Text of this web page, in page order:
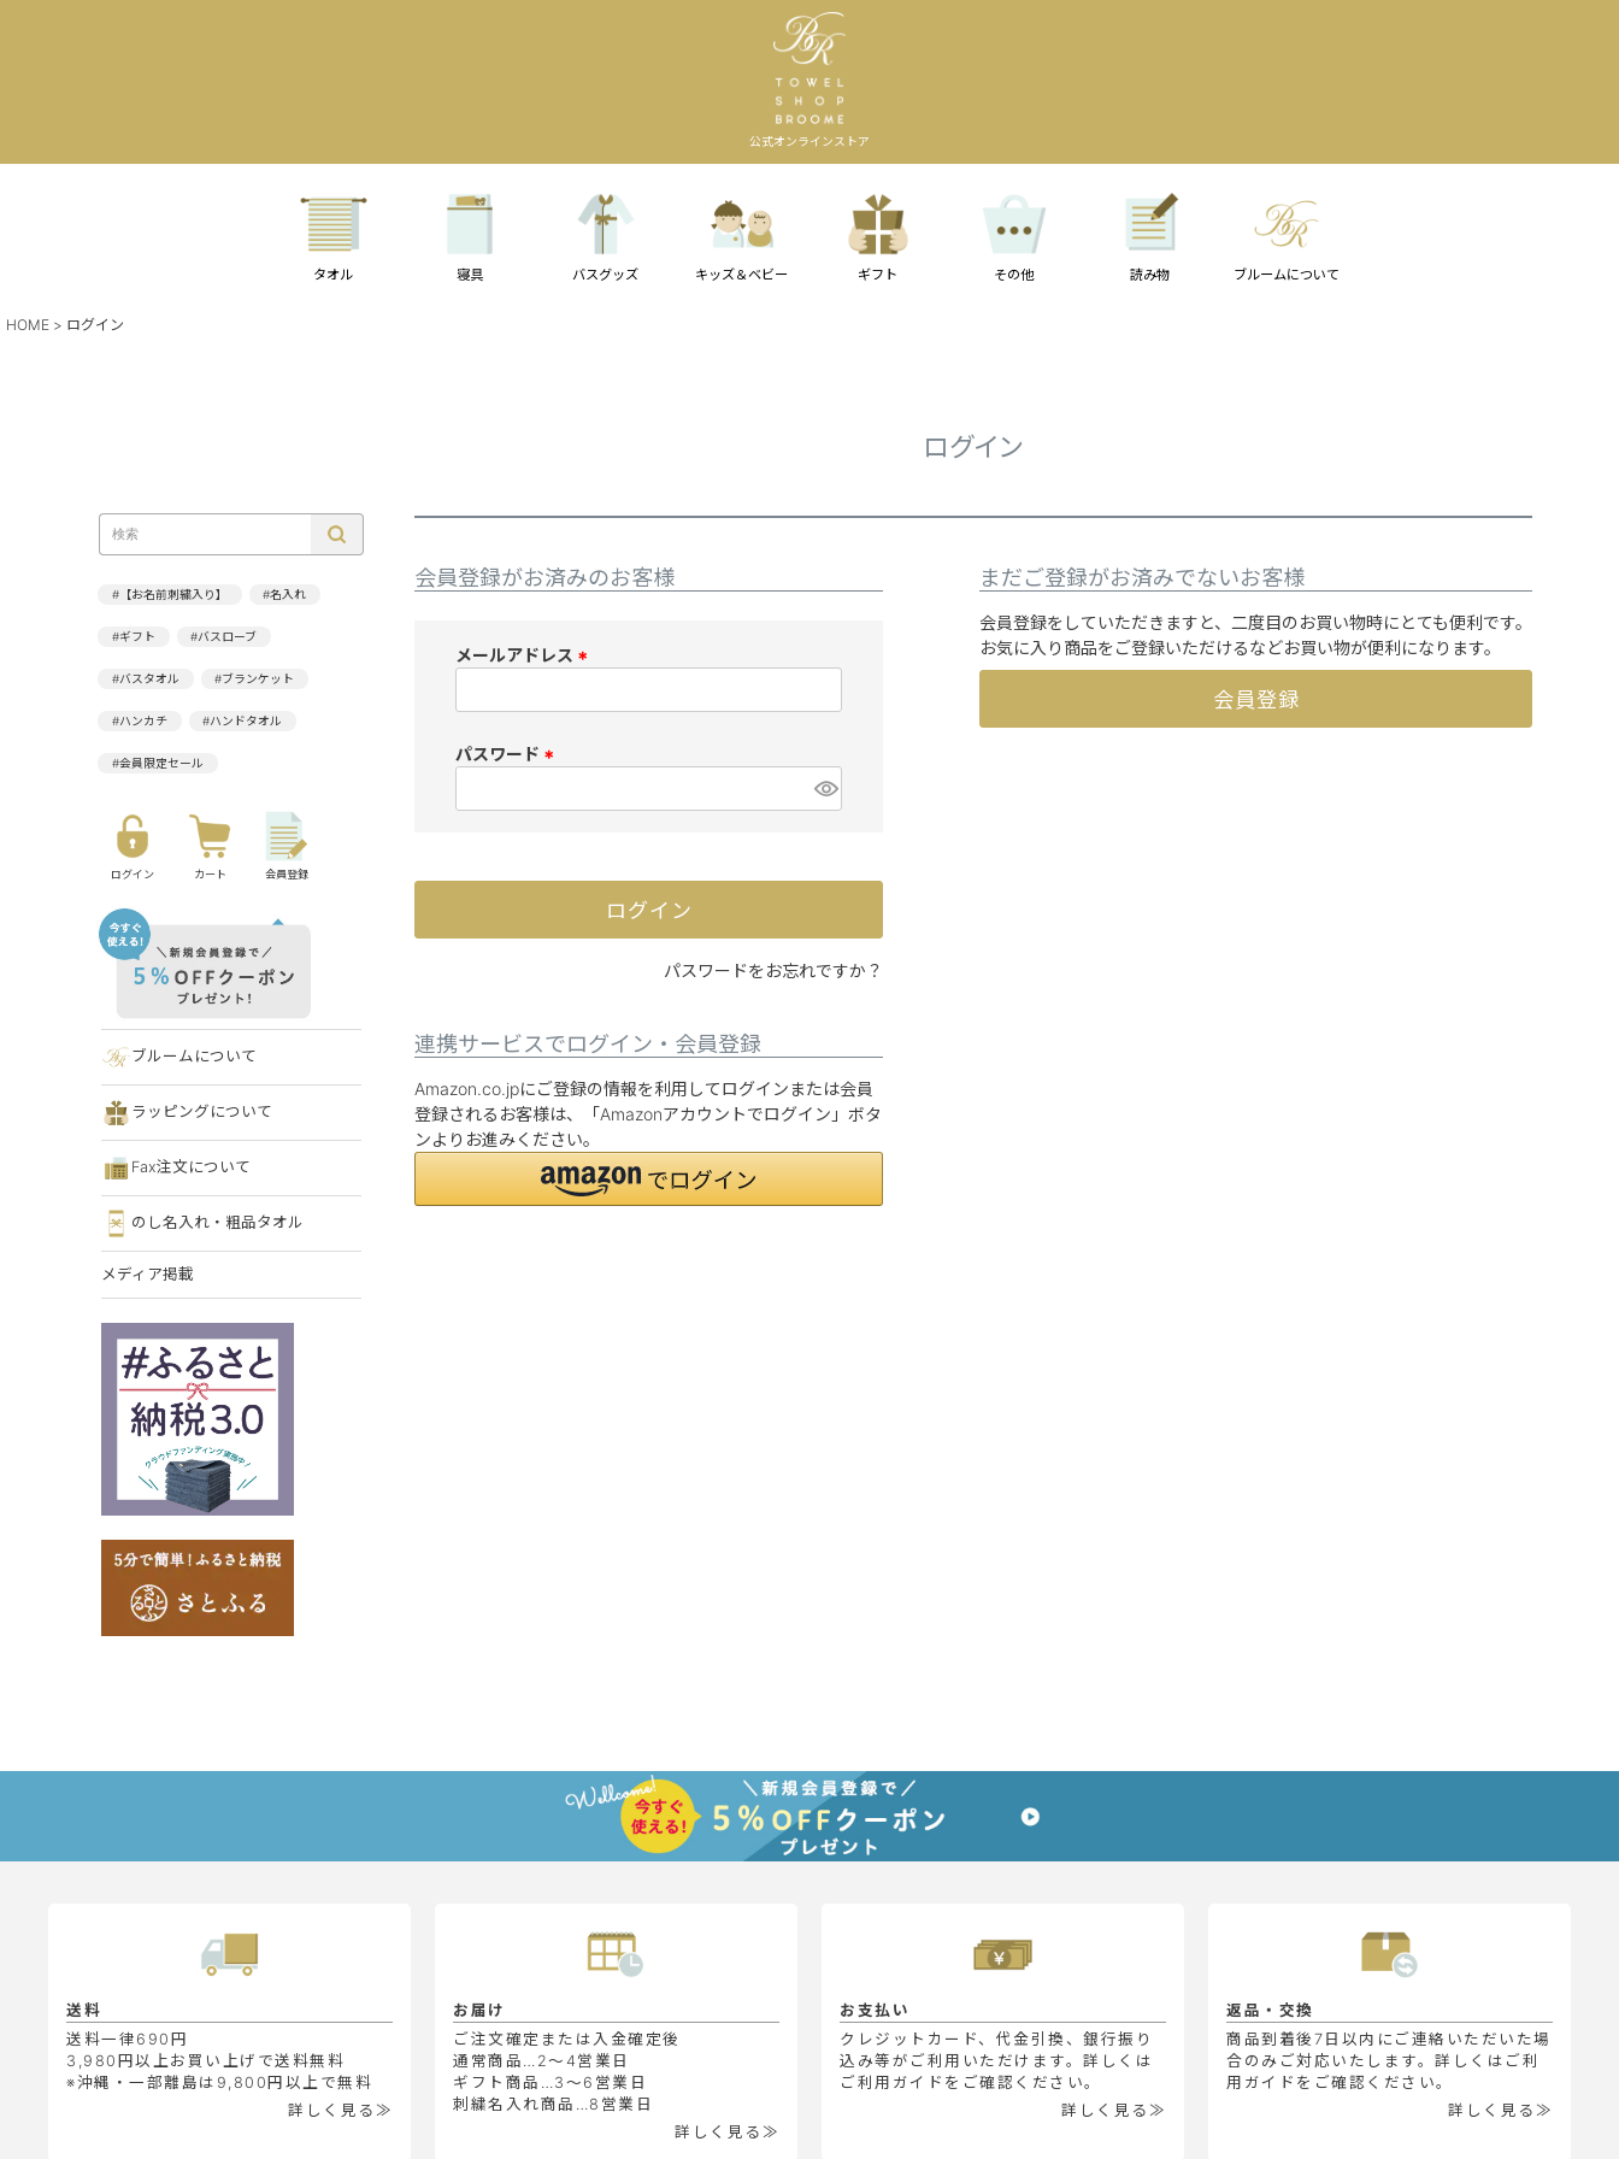
公式オンラインストア
タオル 寝具 バスグッズ キッズ＆ベビー ギフト その他 読み物 ブルームについて
HOME ログイン
#【お名前刺繍入り】 #名入れ
#ギフト #バスローブ
#バスタオル #ブランケット
#ハンカチ #ハンドタオル
#会員限定セール
ログイン カート 会員登録
ブルームについて
ラッピングについて
Fax注文について
のし名入れ・粗品タオル
メディア掲載
ログイン
会員登録がお済みのお客様
メールアドレス
必
)
パスワード
必
ログイン
パスワードをお忘れですか？
連携サービスでログイン・会員登録
Amazon.co.jpにご登録の情報を利用してログインまたは会員
登録されるお客様は、「Amazonアカウントでログイン」ボタ
ンよりお進みください。
まだご登録がお済みでないお客様
会員登録をしていただきますと、二度目のお買い物時にとても便利です。
お気に入り商品をご登録いただけるなどお買い物が便利になります。
会員登録
送料
送料一律690円
3,980円以上お買い上げで送料無料
※沖縄・一部離島は9,800円以上で無料
詳しく見る≫
お届け
ご注文確定または入金確定後
通常商品…2～4営業日
ギフト商品…3～6営業日
刺繍名入れ商品…8営業日
詳しく見る≫
お支払い
クレジットカード、代金引換、銀行振り
込み等がご利用いただけます。詳しくは
ご利用ガイドをご確認ください。
詳しく見る≫
返品・交換
商品到着後7日以内にご連絡いただいた場
合のみご対応いたします。詳しくはご利
用ガイドをご確認ください。
詳しく見る≫